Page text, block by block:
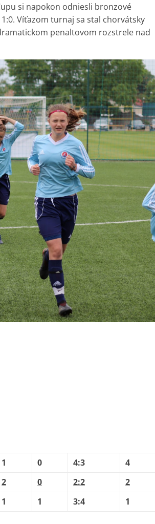
si napokon odniesli bronzové
Víťazom turnaj sa stal chorvátsky
penaltovom rozstrele nad
1 0 4:3
4
2 0 2:2
2
1 1 3:4 1